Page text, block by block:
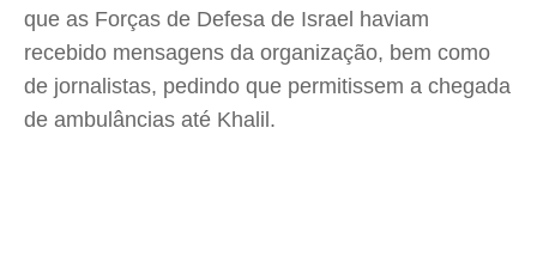
que as Forças de Defesa de Israel haviam
recebido mensagens da organização, bem como
de jornalistas, pedindo que permitissem a chegada
de ambulâncias até Khalil.